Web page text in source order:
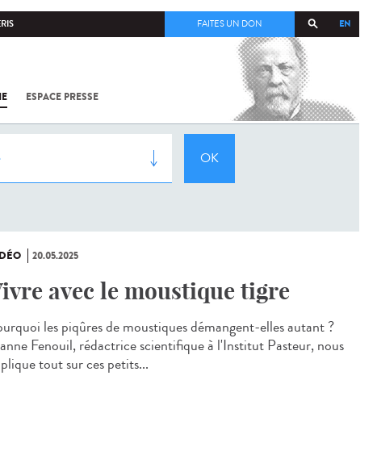
EN
FAITES UN DON
ESPACE PRESSE
COV-2 /
L'INSTITUT
PASTEUR
20.05.2025
avec le moustique tigre
les piqûres de moustiques démangent-elles autant ?
Fenouil, rédactrice scientifique à l'Institut Pasteur, nous
tout sur ces petits...